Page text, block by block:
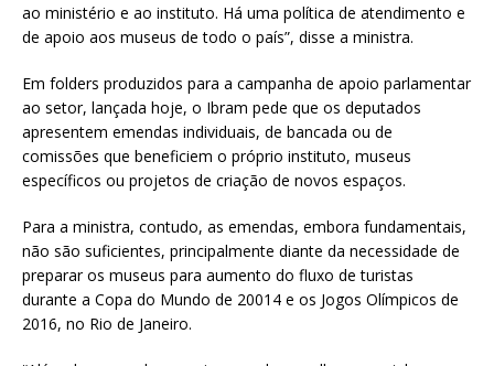
ao ministério e ao instituto. Há uma política de atendimento e
de apoio aos museus de todo o país”, disse a ministra.
Em folders produzidos para a campanha de apoio parlamentar
ao setor, lançada hoje, o Ibram pede que os deputados
apresentem emendas individuais, de bancada ou de
comissões que beneficiem o próprio instituto, museus
específicos ou projetos de criação de novos espaços.
Para a ministra, contudo, as emendas, embora fundamentais,
não são suficientes, principalmente diante da necessidade de
preparar os museus para aumento do fluxo de turistas
durante a Copa do Mundo de 20014 e os Jogos Olímpicos de
2016, no Rio de Janeiro.